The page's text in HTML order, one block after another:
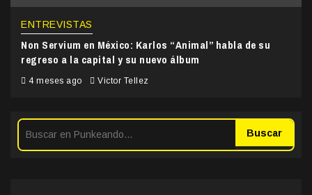
ENTREVISTAS
Non Servium en México: Karlos “Animal” habla de su
regreso a la capital y su nuevo álbum
4 meses ago Victor Tellez
Buscar